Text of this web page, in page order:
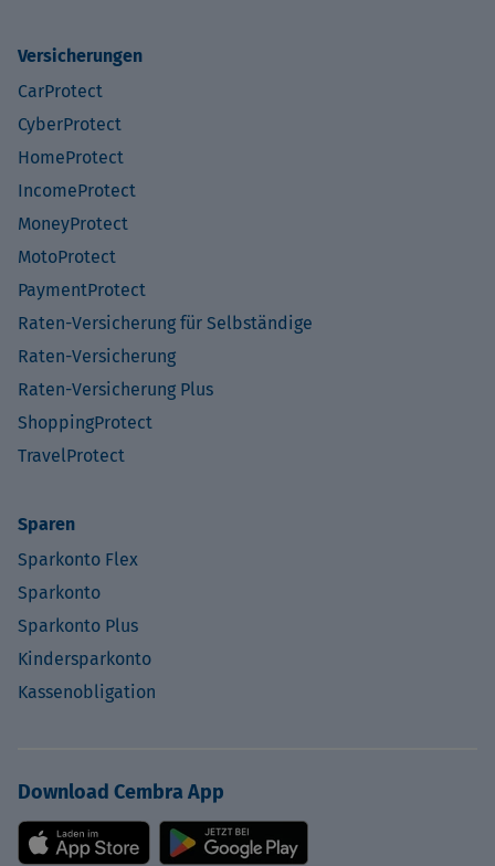
Versicherungen
CarProtect
CyberProtect
HomeProtect
IncomeProtect
MoneyProtect
MotoProtect
PaymentProtect
Raten-Versicherung für Selbständige
Raten-Versicherung
Raten-Versicherung Plus
ShoppingProtect
TravelProtect
Sparen
Sparkonto Flex
Sparkonto
Sparkonto Plus
Kindersparkonto
Kassenobligation
Download Cembra App